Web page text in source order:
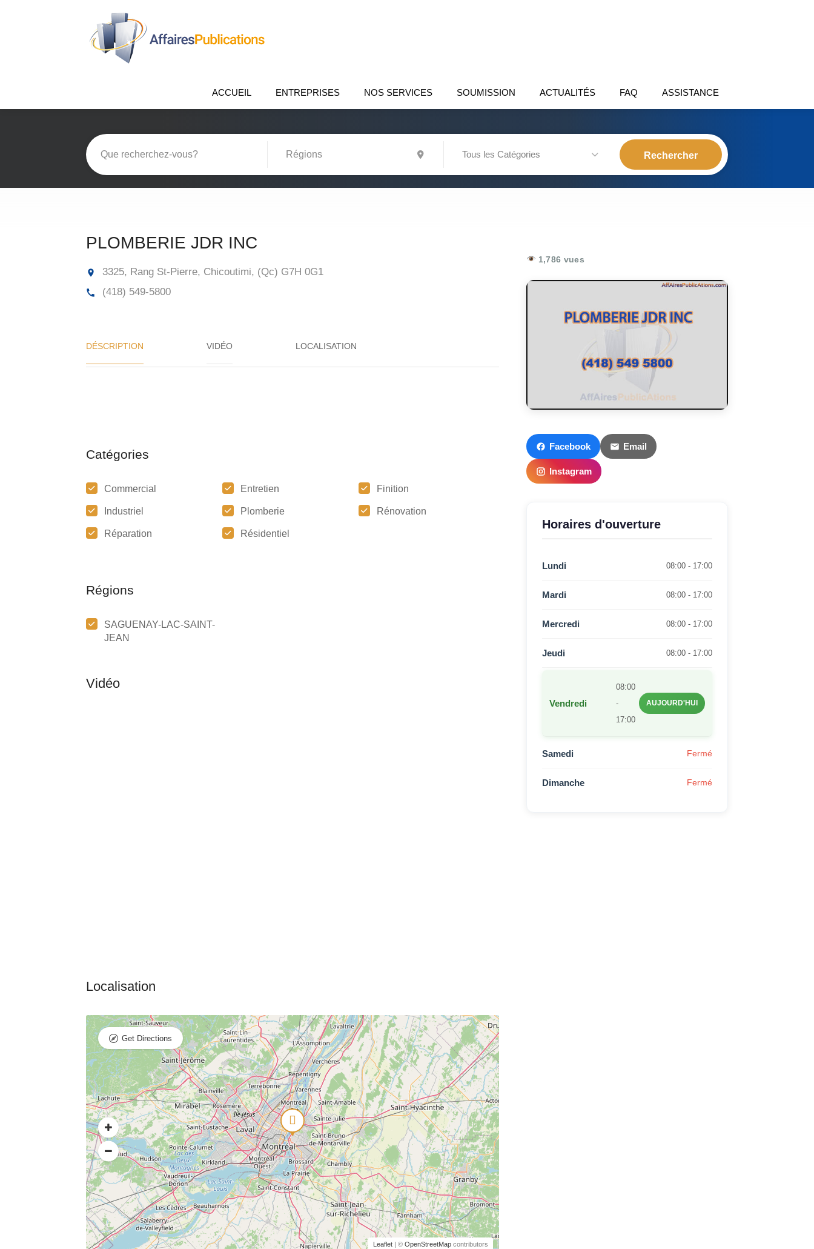
ACCUEIL ENTREPRISES NOS SERVICES SOUMISSION ACTUALITÉS FAQ ASSISTANCE
Tous les Catégories
PLOMBERIE JDR INC
3325, Rang St-Pierre, Chicoutimi, (Qc) G7H 0G1
(418) 549-5800
DÉSCRIPTION VIDÉO
Catégories
Commercial Entretien Finition
Industriel Plomberie Rénovation
Réparation Résidentiel
Régions
SAGUENAY-LAC-SAINT-
JEAN
Leaflet| © OpenStreetMapcontributors
Get Directions
1,786 vues
Facebook Email
Instagram
Horaires d'ouverture
Lundi 08:00 - 17:00
Mardi 08:00 - 17:00
Mercredi 08:00 - 17:00
Jeudi 08:00 - 17:00
Vendredi
08:00
-
17:00
AUJOURD'HUI
Samedi Fermé
Dimanche Fermé